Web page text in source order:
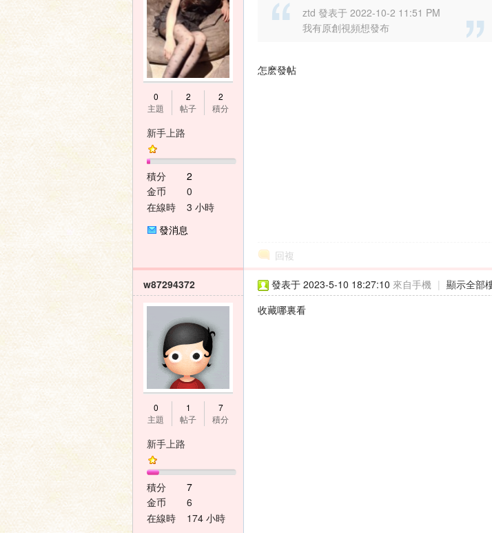
0
主題
2
帖子
2
積分
新手上路
積分
2
金币
0
在線時
3 小時
發消息
ztd 發表于 2022-10-2 11:51 PM
我有原創視頻想發布
怎麽發帖
回複
w87294372
0
主題
1
帖子
7
積分
新手上路
積分
7
金币
6
在線時
174 小時
發表于 2023-5-10 18:27:10 來自手機 | 顯示全部
收藏哪裏看